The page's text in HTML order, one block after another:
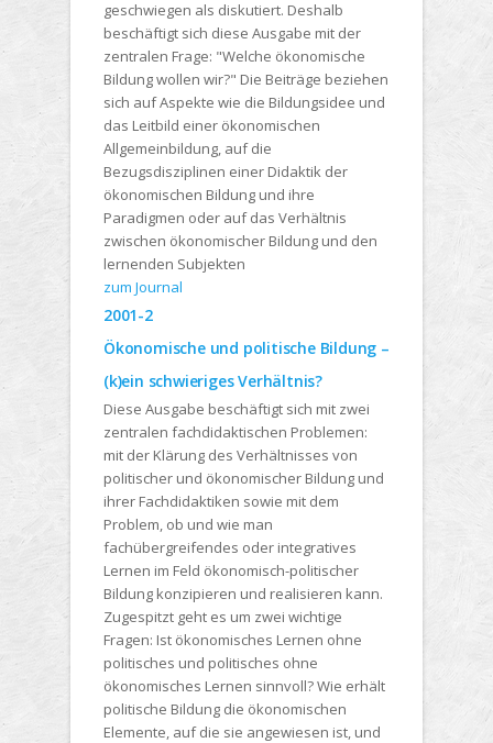
geschwiegen als diskutiert. Deshalb
beschäftigt sich diese Ausgabe mit der
zentralen Frage: "Welche ökonomische
Bildung wollen wir?" Die Beiträge beziehen
sich auf Aspekte wie die Bildungsidee und
das Leitbild einer ökonomischen
Allgemeinbildung, auf die
Bezugsdisziplinen einer Didaktik der
ökonomischen Bildung und ihre
Paradigmen oder auf das Verhältnis
zwischen ökonomischer Bildung und den
lernenden Subjekten
zum Journal
2001-2
Ökonomische und politische Bildung –
(k)ein schwieriges Verhältnis?
Diese Ausgabe beschäftigt sich mit zwei
zentralen fachdidaktischen Problemen:
mit der Klärung des Verhältnisses von
politischer und ökonomischer Bildung und
ihrer Fachdidaktiken sowie mit dem
Problem, ob und wie man
fachübergreifendes oder integratives
Lernen im Feld ökonomisch-politischer
Bildung konzipieren und realisieren kann.
Zugespitzt geht es um zwei wichtige
Fragen: Ist ökonomisches Lernen ohne
politisches und politisches ohne
ökonomisches Lernen sinnvoll? Wie erhält
politische Bildung die ökonomischen
Elemente, auf die sie angewiesen ist, und